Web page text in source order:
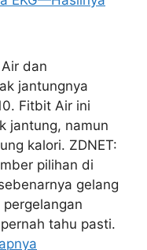
dan
jantungnya
Fitbit Air ini
jantung, namun
kalori. ZDNET:
pilihan di
gelang
tahu pasti.